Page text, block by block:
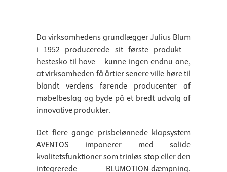
Da virksomhedens grundlægger Julius Blum
i 1952 producerede sit første produkt –
hestesko til hove – kunne ingen endnu ane,
at virksomheden få årtier senere ville høre til
blandt verdens førende producenter af
møbelbeslag og byde på et bredt udvalg af
innovative produkter.
Det flere gange prisbelønnede klapsystem
AVENTOS imponerer med solide
kvalitetsfunktioner som trinløs stop eller den
integrerede BLUMOTION-dæmpning.